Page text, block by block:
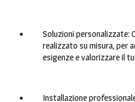
Soluzioni personalizzate:
realizzato su misura, per
esigenze e valorizzare il
Installazione